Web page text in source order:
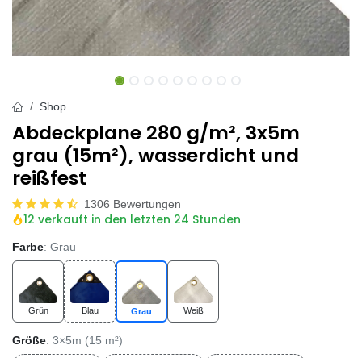
Shop
Abdeckplane 280 g/m², 3x5m
grau (15m²), wasserdicht und
reißfest
1306 Bewertungen
12 verkauft in den letzten 24 Stunden
Farbe: Grau
Grün Blau Grau Weiß
Größe: 3×5m (15 m²)